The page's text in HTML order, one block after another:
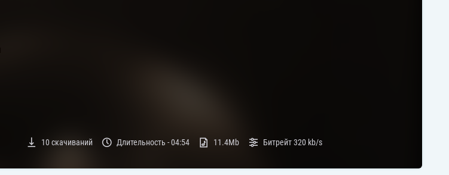
10скачиваний Длительность -04:54 11.4Mb Битрейт320 kb/s